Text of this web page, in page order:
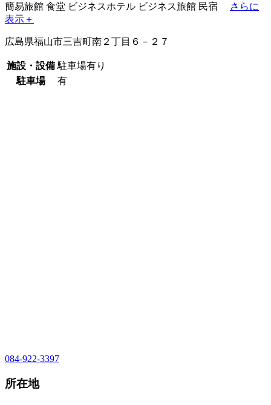
簡易旅館 食堂 ビジネスホテル ビジネス旅館 民宿
さらに
表示＋
広島県福山市三吉町南２丁目６－２７
施設・設備 駐車場有り
駐車場
有
084-922-3397
所在地